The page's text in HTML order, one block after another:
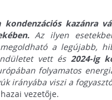
kazánra
Az ilyen
a legújabb,
vett és 2024-ig
folyamatos
irányába viszi a
vezetője.